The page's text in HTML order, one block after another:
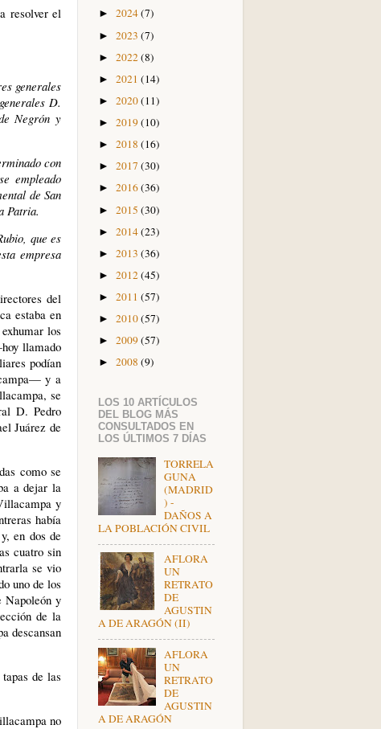
resolver el
generales
D.
Negrón y
con
empleado
de San
Patria.
que es
empresa
del
estaba en
los
llamado
podían
y a
se
D. Pedro
Juárez de
como se
a dejar la
y
había
en dos de
cuatro sin
se vio
uno de los
Napoleón y
de la
descansan
de las
no
► 2024(7)
► 2023 (7)
► 2022(8)
► 2021 (14)
► 2020(11)
► 2019(10)
► 2018 (16)
► 2017 (30)
► 2016(36)
► 2015 (30)
► 2014(23)
► 2013 (36)
► 2012(45)
► 2011 (57)
► 2010(57)
► 2009(57)
► 2008 (9)
LOS 10 ARTÍCULOS
DEL BLOG MÁS
CONSULTADOS EN
LOS ÚLTIMOS 7 DÍAS
TORRELA
GUNA
(MADRID
) -
DAÑOS A
LA POBLACIÓN CIVIL
AFLORA
UN
RETRATO
DE
AGUSTIN
A DE ARAGÓN (II)
AFLORA
UN
RETRATO
DE
AGUSTIN
A DE ARAGÓN